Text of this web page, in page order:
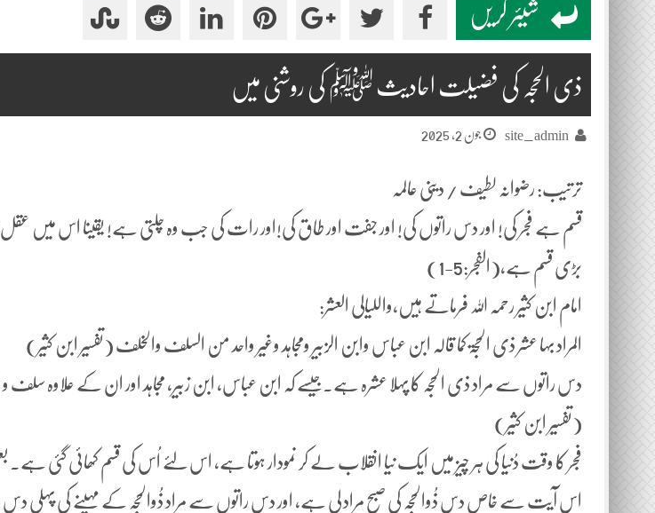
شیئر کریں
ذی الحجہ کی فضیلت احادیث ﷺ کی روشنی میں
site_admin جون 2, 2025
ترتیب: رضوانہ لطیف / دینی عالمہ
قسم ہے فجر کی! اور دس راتوں کی! اور جفت اور طاق کی!اور رات کی جب وہ چلتی ہے! یقینا اس میں
بڑی قسم ہے،(الفجر:5-1)
امام ابن کثیر رحمہ اللہ فرماتے ہیں،واللیالی العشر:
المراد بہا عشر ذی الحجۃ کما قالہ ابن عباس وابن الزبیر ومجاہد وغیر واحد من السلف والخلف (تفسیر ابن کثیر)
دس راتوں سے مراد ذی الحجہ کا پہلا عشرہ ہے۔جیسے کہ ابن عباس، ابن زبیر، مجاہد اور ان کے علاوہ
(تفسیر ابن کثیر)
فجر کا وقت دُنیا کی ہر چیز میں ایک نیا انقلاب لے کر نمودار ہوتا ہے، اس لئے اُس کی قسم کھائی گئی
اس آیت سے خاص دس ذُوالحجہ کی صبح مراد لی ہے، اور دس راتوں سے مراد ذُوالحجہ کے مہینے کی پہلی دس